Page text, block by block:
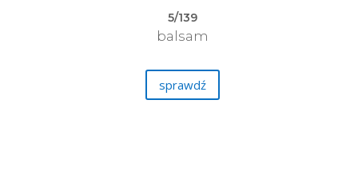
5/139
balsam
sprawdź